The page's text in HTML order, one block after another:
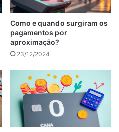
Como e quando surgiram os
pagamentos por
aproximação?
23/12/2024